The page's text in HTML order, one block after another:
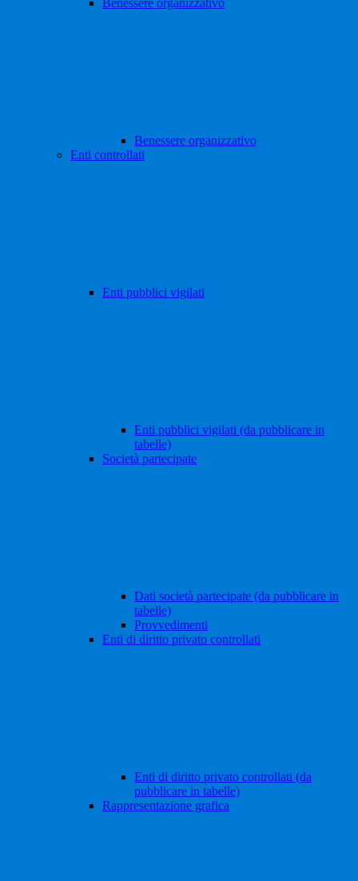
Benessere organizzativo
Benessere organizzativo
Enti controllati
Enti pubblici vigilati
Enti pubblici vigilati (da pubblicare in
tabelle)
Società partecipate
Dati società partecipate (da pubblicare in
tabelle)
Provvedimenti
Enti di diritto privato controllati
Enti di diritto privato controllati (da
pubblicare in tabelle)
Rappresentazione grafica